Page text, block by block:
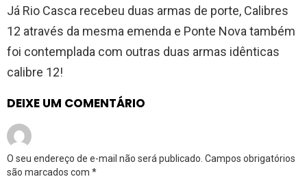
Já Rio Casca recebeu duas armas de porte, Calibres
12 através da mesma emenda e Ponte Nova também
foi contemplada com outras duas armas idênticas
calibre 12!
DEIXE UM COMENTÁRIO
O seu endereço de e-mail não será publicado. Campos obrigatórios
são marcados com *